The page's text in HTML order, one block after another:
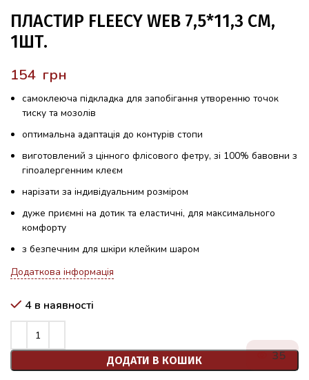
ПЛАСТИР FLEECY WEB 7,5*11,3 СМ,
1ШТ.
грн
самоклеюча підкладка для запобігання утворенню точок
тиску та мозолів
оптимальна адаптація до контурів стопи
виготовлений з цінного флісового фетру, зі 100% бавовни з
гіпоалергенним клеєм
нарізати за індивідуальним розміром
дуже приємні на дотик та еластичні, для максимального
комфорту
з безпечним для шкіри клейким шаром
Додаткова інформація
4 в наявності
ДОДАТИ В КОШИК 35